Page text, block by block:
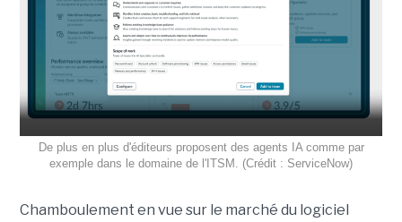
De plus en plus d'éditeurs proposent des agents IA comme par
exemple dans le domaine de l'ITSM. (Crédit : ServiceNow)
Chamboulement en vue sur le marché du logiciel